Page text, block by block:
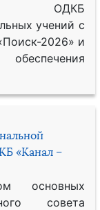
ОДКБ
учений с
2026» и
«Канал –
основных
совета